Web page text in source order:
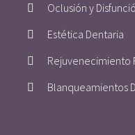
Oclusión y
Estética Dentaria
Rejuvenecimiento
Blanqueamientos